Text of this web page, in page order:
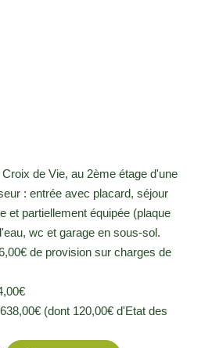
de Vie, au 2ème étage d'une
: entrée avec placard, séjour
et partiellement équipée (plaque
wc et garage en sous-sol.
de provision sur charges de
(dont 120,00€ d'Etat des